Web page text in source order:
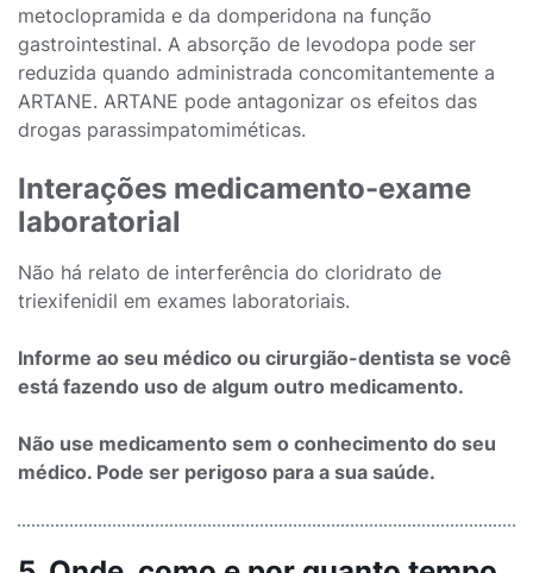
metoclopramida e da domperidona na função
gastrointestinal. A absorção de levodopa pode ser
reduzida quando administrada concomitantemente a
ARTANE. ARTANE pode antagonizar os efeitos das
drogas parassimpatomiméticas.
Interações medicamento-exame
laboratorial
Não há relato de interferência do cloridrato de
triexifenidil em exames laboratoriais.
Informe ao seu médico ou cirurgião-dentista se você
está fazendo uso de algum outro medicamento.
Não use medicamento sem o conhecimento do seu
médico. Pode ser perigoso para a sua saúde.